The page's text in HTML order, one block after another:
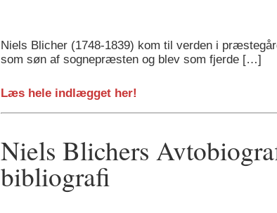
Niels Blicher (1748-1839) kom til verden i
som søn af sognepræsten og blev som fjerde […]
Læs hele indlægget her!
Niels Blichers
bibliografi